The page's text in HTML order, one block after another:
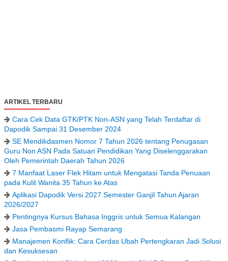
ARTIKEL TERBARU
Cara Cek Data GTK/PTK Non-ASN yang Telah Terdaftar di
Dapodik Sampai 31 Desember 2024
SE Mendikdasmen Nomor 7 Tahun 2026 tentang Penugasan
Guru Non ASN Pada Satuan Pendidikan Yang Diselenggarakan
Oleh Pemerintah Daerah Tahun 2026
7 Manfaat Laser Flek Hitam untuk Mengatasi Tanda Penuaan
pada Kulit Wanita 35 Tahun ke Atas
Aplikasi Dapodik Versi 2027 Semester Ganjil Tahun Ajaran
2026/2027
Pentingnya Kursus Bahasa Inggris untuk Semua Kalangan
Jasa Pembasmi Rayap Semarang
Manajemen Konflik: Cara Cerdas Ubah Pertengkaran Jadi Solusi
dan Kesuksesan